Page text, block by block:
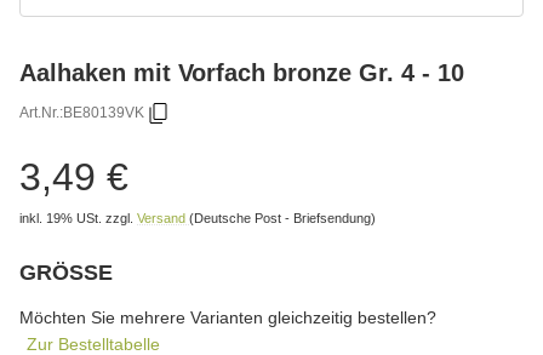
Aalhaken mit Vorfach bronze Gr. 4 - 10
Art.Nr.:BE80139VK
3,49 €
inkl. 19% USt. zzgl. Versand (Deutsche Post - Briefsendung)
GRÖSSE
Möchten Sie mehrere Varianten gleichzeitig bestellen?
Zur Bestelltabelle